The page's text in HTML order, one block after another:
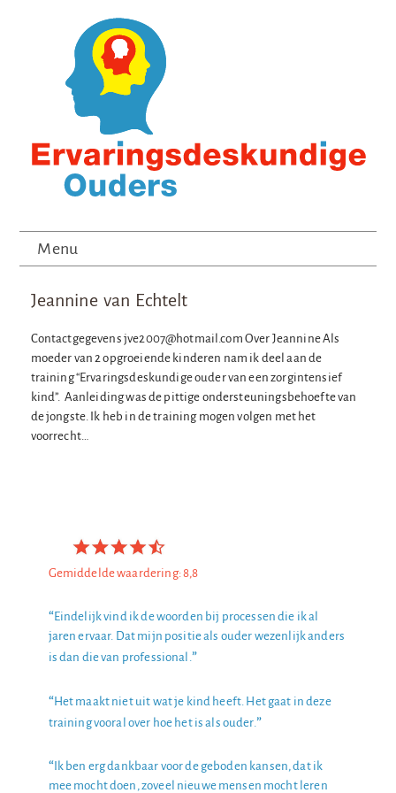
Menu
Jeannine van Echtelt
Contactgegevens jve2007@hotmail.com Over Jeannine Als
moeder van 2 opgroeiende kinderen nam ik deel aan de
training “Ervaringsdeskundige ouder van een zorgintensief
kind”. Aanleiding was de pittige ondersteuningsbehoefte van
de jongste. Ik heb in de training mogen volgen met het
voorrecht…
Gemiddelde waardering: 8,8
“Eindelijk vind ik de woorden bij processen die ik al
jaren ervaar. Dat mijn positie als ouder wezenlijk anders
is dan die van professional.”
“Het maakt niet uit wat je kind heeft. Het gaat in deze
training vooral over hoe het is als ouder.”
“Ik ben erg dankbaar voor de geboden kansen, dat ik
mee mocht doen, zoveel nieuwe mensen mocht leren